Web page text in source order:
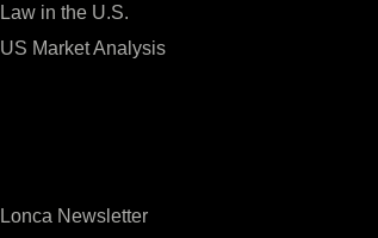
Law in the U.S.
US Market Analysis
Lonca Newsletter